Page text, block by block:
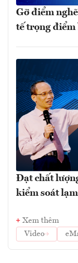
Gỡ điểm
tế trọng điểm
Đạt chất
kiểm soát
Xem thêm
Video